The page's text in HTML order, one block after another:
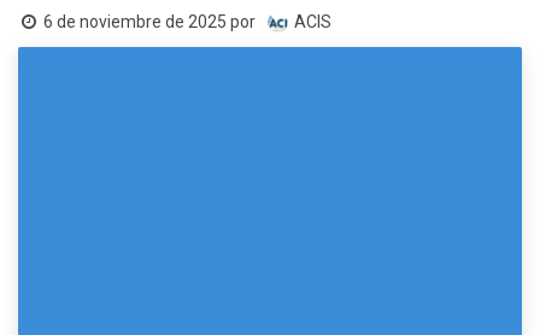
6 de noviembre de 2025 por ACIS